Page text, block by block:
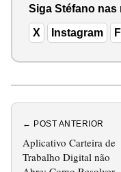
Siga Stéfano nas
X Instagram
← POST ANTERIOR
Aplicativo Carteira de
Trabalho Digital não